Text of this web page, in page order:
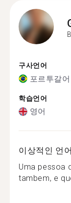
구사언어
포르투갈어
학습언어
영어
이상적인 언
Uma pessoa
tambem, e